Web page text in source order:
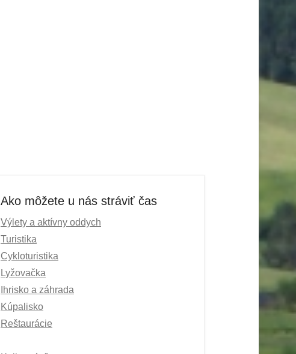
Ako môžete u nás stráviť čas
Výlety a aktívny oddych
Turistika
Cykloturistika
Lyžovačka
Ihrisko a záhrada
Kúpalisko
Reštaurácie